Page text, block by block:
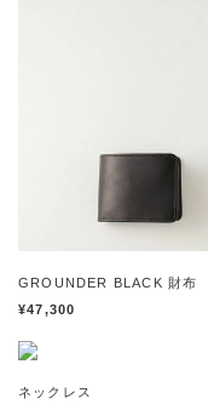
GROUNDER BLACK 財布
¥47,300
ネックレス